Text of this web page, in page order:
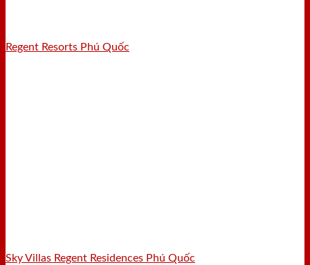
Regent Resorts Phú Quốc
Sky Villas Regent Residences Phú Quốc